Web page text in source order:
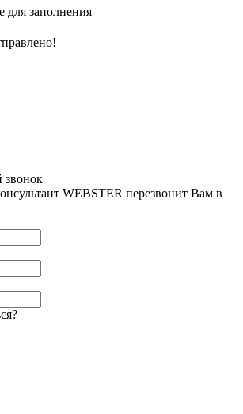
для заполнения
звонок
WEBSTER перезвонит Вам в